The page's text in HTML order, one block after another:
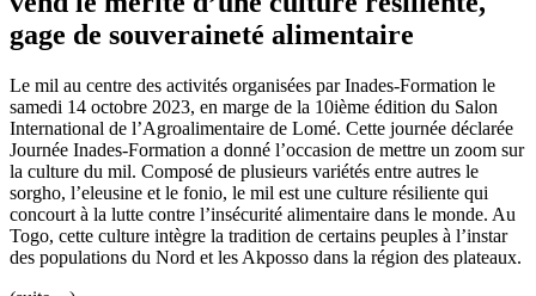
gage de souveraineté alimentaire
Le mil au centre des activités organisées par Inades-Formation le
samedi 14 octobre 2023, en marge de la 10ième édition du Salon
International de l’Agroalimentaire de Lomé. Cette journée déclarée
Journée Inades-Formation a donné l’occasion de mettre un zoom sur
la culture du mil. Composé de plusieurs variétés entre autres le
sorgho, l’eleusine et le fonio, le mil est une culture résiliente qui
concourt à la lutte contre l’insécurité alimentaire dans le monde. Au
Togo, cette culture intègre la tradition de certains peuples à l’instar
des populations du Nord et les Akposso dans la région des plateaux.